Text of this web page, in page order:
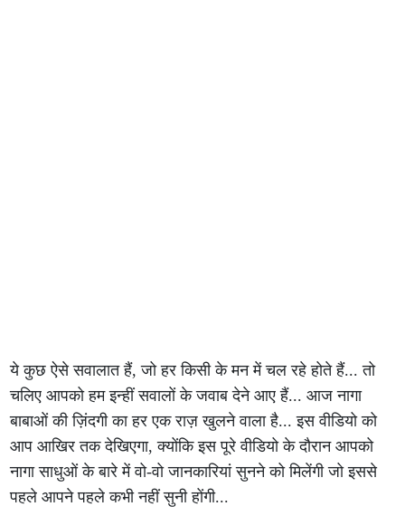
ये कुछ ऐसे सवालात हैं, जो हर किसी के मन में चल रहे होते हैं... तो
चलिए आपको हम इन्हीं सवालों के जवाब देने आए हैं... आज नागा
बाबाओं की ज़िंदगी का हर एक राज़ खुलने वाला है... इस वीडियो को
आप आखिर तक देखिएगा, क्योंकि इस पूरे वीडियो के दौरान आपको
नागा साधुओं के बारे में वो-वो जानकारियां सुनने को मिलेंगी जो इससे
पहले आपने पहले कभी नहीं सुनी होंगी...